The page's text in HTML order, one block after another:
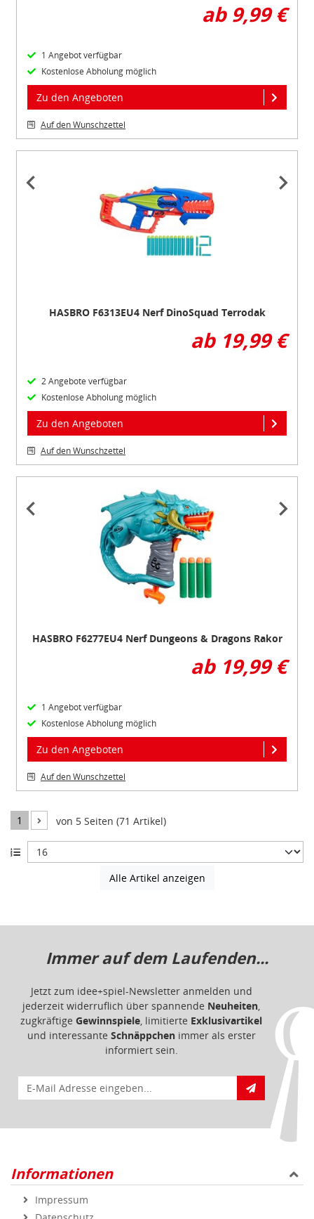
ab 9,99 €
1 Angebot verfügbar
Kostenlose Abholung möglich
Zu den Angeboten
Auf den Wunschzettel
HASBRO F6313EU4 Nerf DinoSquad Terrodak
ab 19,99 €
2 Angebote verfügbar
Kostenlose Abholung möglich
Zu den Angeboten
Auf den Wunschzettel
HASBRO F6277EU4 Nerf Dungeons & Dragons Rakor
ab 19,99 €
1 Angebot verfügbar
Kostenlose Abholung möglich
Zu den Angeboten
Auf den Wunschzettel
1 von 5 Seiten (71 Artikel)
Alle Artikel anzeigen
Immer auf dem Laufenden...
Jetzt zum idee+spiel-Newsletter anmelden und
jederzeit widerruflich über spannende Neuheiten,
zugkräftige Gewinnspiele, limitierte Exklusivartikel
und interessante Schnäppchenimmer als erster
informiert sein.
E-Mail für Newsletteranmeldung
Informationen
Impressum